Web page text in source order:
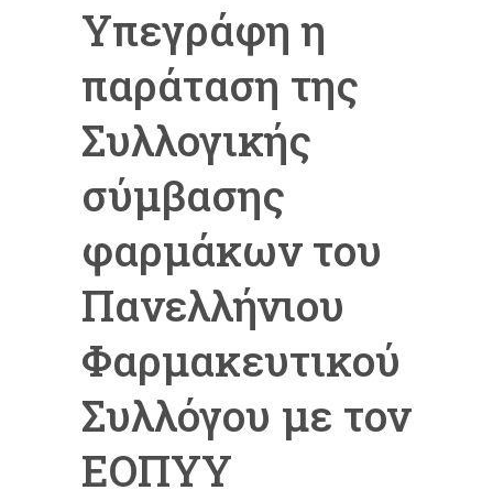
Υπεγράφη η
παράταση της
Συλλογικής
σύμβασης
φαρμάκων του
Πανελλήνιου
Φαρμακευτικού
Συλλόγου με τον
ΕΟΠΥΥ